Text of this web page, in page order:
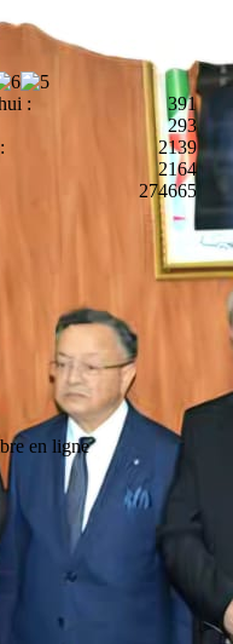
:
391
293
2139
2164
274665
en ligne